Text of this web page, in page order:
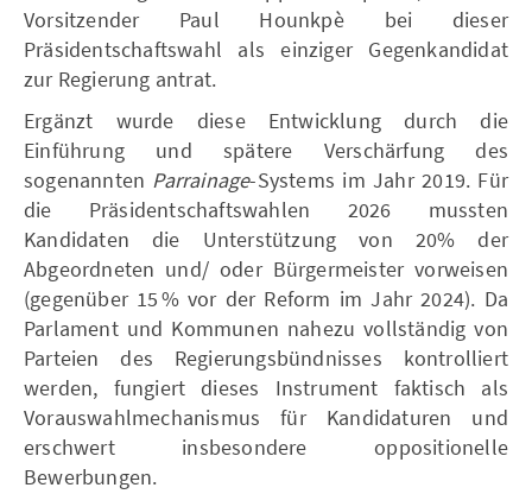
Vorsitzender Paul Hounkpè bei dieser
Präsidentschaftswahl als einziger Gegenkandidat
zur Regierung antrat.
Ergänzt wurde diese Entwicklung durch die
Einführung und spätere Verschärfung des
sogenannten Parrainage-Systems im Jahr 2019. Für
die Präsidentschaftswahlen 2026 mussten
Kandidaten die Unterstützung von 20% der
Abgeordneten und/ oder Bürgermeister vorweisen
(gegenüber 15 % vor der Reform im Jahr 2024). Da
Parlament und Kommunen nahezu vollständig von
Parteien des Regierungsbündnisses kontrolliert
werden, fungiert dieses Instrument faktisch als
Vorauswahlmechanismus für Kandidaturen und
erschwert insbesondere oppositionelle
Bewerbungen.